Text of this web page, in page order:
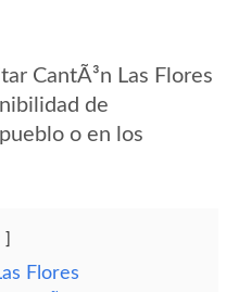
CantÃ³n Las Flores
de
o en los
Flores